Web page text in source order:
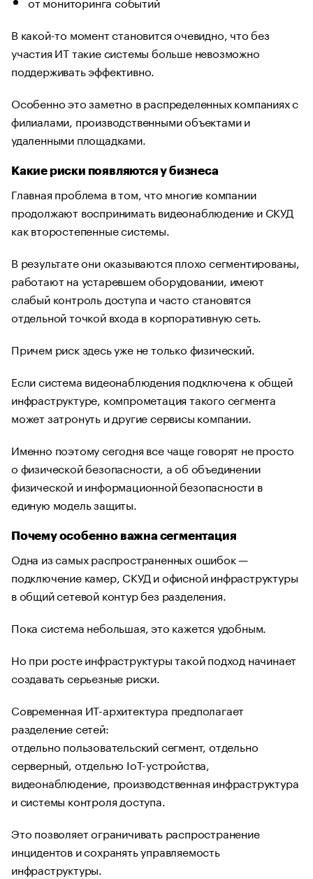
В какой-то момент становится очевидно, что без
участия ИТ такие системы больше невозможно
поддерживать эффективно.
Особенно это заметно в распределенных компаниях с
филиалами, производственными объектами и
удаленными площадками.
Какие риски появляются у бизнеса
Главная проблема в том, что многие компании
продолжают воспринимать видеонаблюдение и СКУД
как второстепенные системы.
В результате они оказываются плохо сегментированы,
работают на устаревшем оборудовании, имеют
слабый контроль доступа и часто становятся
отдельной точкой входа в корпоративную сеть.
Причем риск здесь уже не только физический.
Если система видеонаблюдения подключена к общей
инфраструктуре, компрометация такого сегмента
может затронуть и другие сервисы компании.
Именно поэтому сегодня все чаще говорят не просто
о физической безопасности, а об объединении
физической и информационной безопасности в
единую модель защиты.
Почему особенно важна сегментация
Одна из самых распространенных ошибок —
подключение камер, СКУД и офисной инфраструктуры
в общий сетевой контур без разделения.
Пока система небольшая, это кажется удобным.
Но при росте инфраструктуры такой подход начинает
создавать серьезные риски.
Современная ИТ-архитектура предполагает
разделение сетей:
отдельно пользовательский сегмент, отдельно
серверный, отдельно IoT-устройства,
видеонаблюдение, производственная инфраструктура
и системы контроля доступа.
Это позволяет ограничивать распространение
инцидентов и сохранять управляемость
инфраструктуры.